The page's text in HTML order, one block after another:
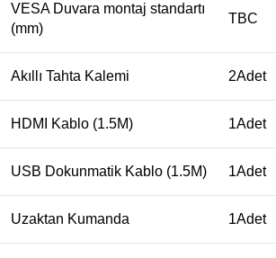
VESA Duvara montaj standartı
(mm)
TBC
Akıllı Tahta Kalemi 2Adet
HDMI Kablo (1.5M) 1Adet
USB Dokunmatik Kablo (1.5M) 1Adet
Uzaktan Kumanda 1Adet